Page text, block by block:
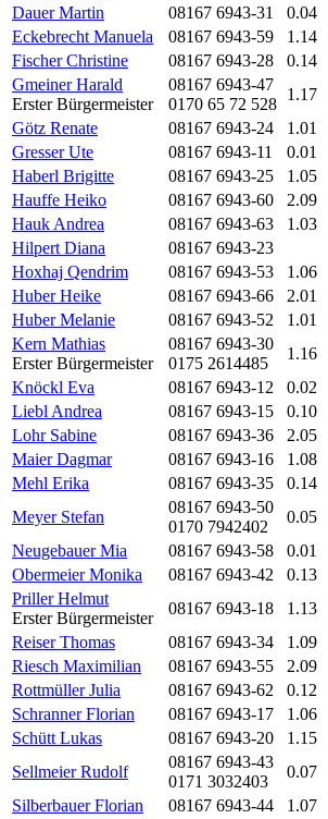
Dauer Martin
08167 6943-31 0.04
Eckebrecht Manuela
08167 6943-59 1.14
Fischer Christine
08167 6943-28 0.14
Gmeiner Harald
Erster Bürgermeister
08167 6943-47
0170 65 72 528
1.17
Götz Renate
08167 6943-24 1.01
Gresser Ute
08167 6943-11 0.01
Haberl Brigitte
08167 6943-25 1.05
Hauffe Heiko
08167 6943-60 2.09
Hauk Andrea
08167 6943-63 1.03
Hilpert Diana
08167 6943-23
Hoxhaj Qendrim
08167 6943-53 1.06
Huber Heike
08167 6943-66 2.01
Huber Melanie
08167 6943-52 1.01
Kern Mathias
Erster Bürgermeister
08167 6943-30
0175 2614485
1.16
Knöckl Eva
08167 6943-12 0.02
Liebl Andrea
08167 6943-15 0.10
Lohr Sabine
08167 6943-36 2.05
Maier Dagmar
08167 6943-16 1.08
Mehl Erika
08167 6943-35 0.14
Meyer Stefan
08167 6943-50
0170 7942402
0.05
Neugebauer Mia
08167 6943-58 0.01
Obermeier Monika
08167 6943-42 0.13
Priller Helmut
Erster Bürgermeister
08167 6943-18 1.13
Reiser Thomas
08167 6943-34 1.09
Riesch Maximilian
08167 6943-55 2.09
Rottmüller Julia
08167 6943-62 0.12
Schranner Florian
08167 6943-17 1.06
Schütt Lukas
08167 6943-20 1.15
Sellmeier Rudolf
08167 6943-43
0171 3032403
0.07
Silberbauer Florian
08167 6943-44 1.07